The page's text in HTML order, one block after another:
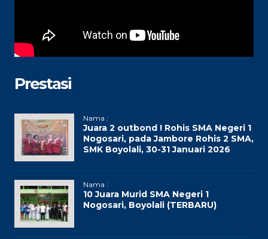
Prestasi
Nama :
Juara 2 outbond ! Rohis SMA Negeri 1
Nogosari, pada Jambore Rohis 2 SMA,
SMK Boyolali, 30-31 Januari 2026
Nama :
10 Juara Murid SMA Negeri 1
Nogosari, Boyolali (TERBARU)